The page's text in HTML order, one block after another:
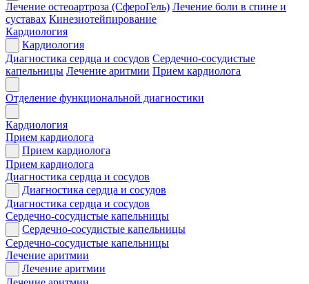
Лечение остеоартроза (СфероГель) Лечение боли в спине и
суставах Кинезиотейпирование
Кардиология
Кардиология
Диагностика сердца и сосудов Сердечно-сосудистые
капельницы Лечение аритмии Прием кардиолога
Отделение функциональной диагностики
Кардиология
Прием кардиолога
Прием кардиолога
Прием кардиолога
Диагностика сердца и сосудов
Диагностика сердца и сосудов
Диагностика сердца и сосудов
Сердечно-сосудистые капельницы
Сердечно-сосудистые капельницы
Сердечно-сосудистые капельницы
Лечение аритмии
Лечение аритмии